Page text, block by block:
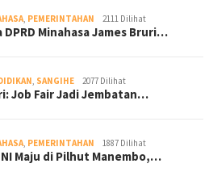
, PEMERINTAHAN 2111 Dilihat
Minahasa James Bruri…
, SANGIHE 2077 Dilihat
Job Fair Jadi Jembatan…
, PEMERINTAHAN 1887 Dilihat
Maju di Pilhut Manembo,…